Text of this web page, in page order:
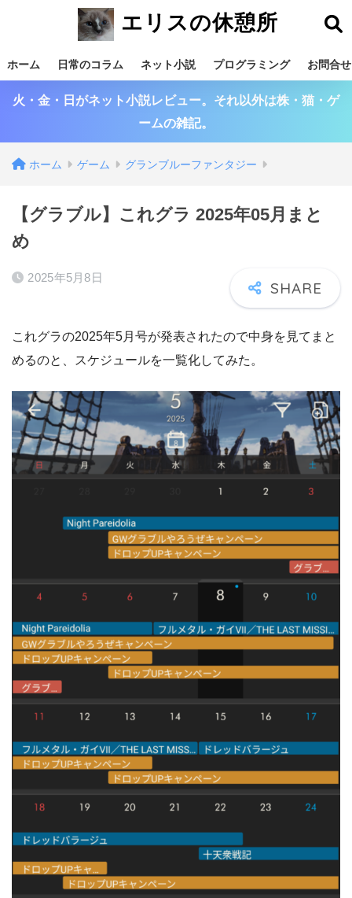
エリスの休憩所
ホーム 日常のコラム ネット小説 プログラミング お問合せ
火・金・日がネット小説レビュー。それ以外は株・猫・ゲ
ームの雑記。
ホーム ゲーム グランブルーファンタジー
【グラブル】これグラ 2025年05月まと
め
2025年5月8日
これグラの2025年5月号が発表されたので中身を見てまと
めるのと、スケジュールを一覧化してみた。